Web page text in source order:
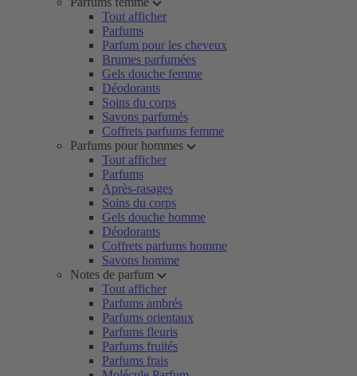
Tout afficher
Parfums
Parfum pour les cheveux
Brumes parfumées
Gels douche femme
Déodorants
Soins du corps
Savons parfumés
Coffrets parfums femme
Parfums pour hommes
Tout afficher
Parfums
Après-rasages
Soins du corps
Gels douche homme
Déodorants
Coffrets parfums homme
Savons homme
Notes de parfum
Tout afficher
Parfums ambrés
Parfums orientaux
Parfums fleuris
Parfums fruités
Parfums frais